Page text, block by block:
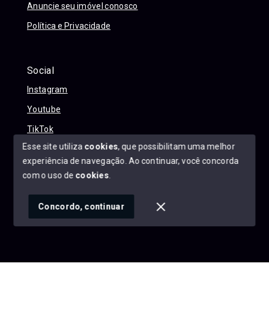
Anuncie seu imóvel conosco
Política e Privacidade
Social
Instagram
Youtube
TikTok
© Copyright 2026 - Alexandre Abreu Imóveis - Todos os
SITE PARA IMOBILIARIA
Esse site utiliza cookies, que possibilitam uma melhor
experiência de navegação. Ao continuar, você concorda
com o uso de cookies
Concordo, continuar